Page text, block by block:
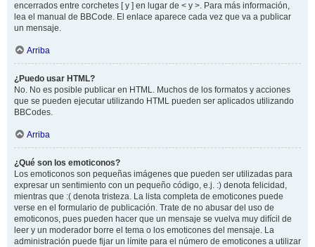
encerrados entre corchetes [ y ] en lugar de < y >. Para más información,
lea el manual de BBCode. El enlace aparece cada vez que va a publicar
un mensaje.
Arriba
¿Puedo usar HTML?
No. No es posible publicar en HTML. Muchos de los formatos y acciones
que se pueden ejecutar utilizando HTML pueden ser aplicados utilizando
BBCodes.
Arriba
¿Qué son los emoticonos?
Los emoticonos son pequeñas imágenes que pueden ser utilizadas para
expresar un sentimiento con un pequeño código, e.j. :) denota felicidad,
mientras que :( denota tristeza. La lista completa de emoticones puede
verse en el formulario de publicación. Trate de no abusar del uso de
emoticonos, pues pueden hacer que un mensaje se vuelva muy difícil de
leer y un moderador borre el tema o los emoticones del mensaje. La
administración puede fijar un límite para el número de emoticones a utilizar